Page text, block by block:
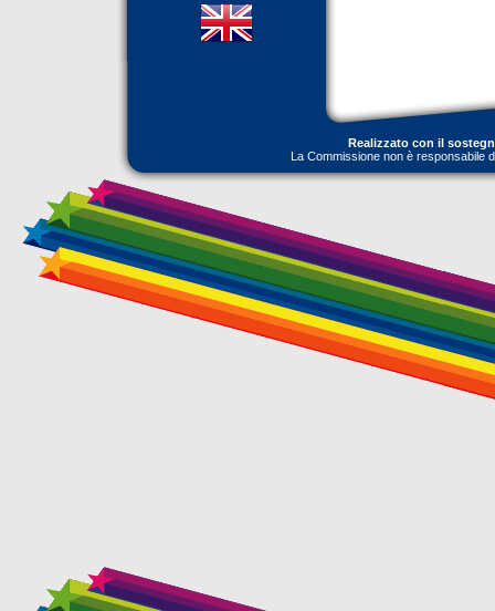
Realizzato con il
La Commissione non è responsabile